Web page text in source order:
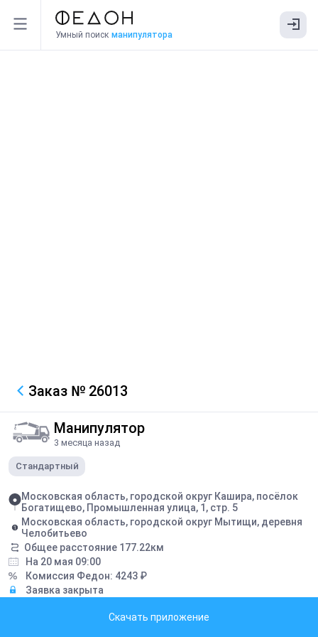
Умный поиск манипулятора
Заказ № 26013
Манипулятор
3 месяца назад
Стандартный
Московская область, городской округ Кашира, посёлок
Богатищево, Промышленная улица, 1, стр. 5
Московская область, городской округ Мытищи, деревня
Челобитьево
Общее расстояние 177.22км
На 20 мая 09:00
Комиссия Федон: 4243 ₽
Заявка закрыта
Грузоподъемность борта:10 тонн
Скачать приложение